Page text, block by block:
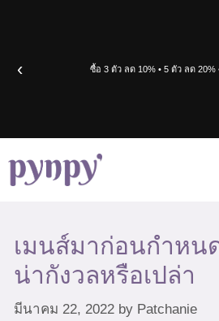
‹ ซื้อ 3 ตัว ลด 10% • 5 ตัว ลด 20%
เมนส์มาก่อนกำหน
น่ากังวลหรือเปล่า
มีนาคม 22, 2022 by Patchanie